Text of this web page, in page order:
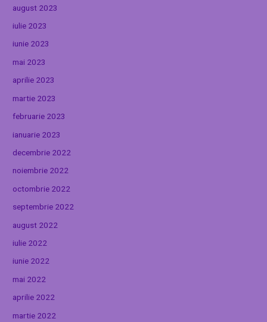
august 2023
iulie 2023
iunie 2023
mai 2023
aprilie 2023
martie 2023
februarie 2023
ianuarie 2023
decembrie 2022
noiembrie 2022
octombrie 2022
septembrie 2022
august 2022
iulie 2022
iunie 2022
mai 2022
aprilie 2022
martie 2022